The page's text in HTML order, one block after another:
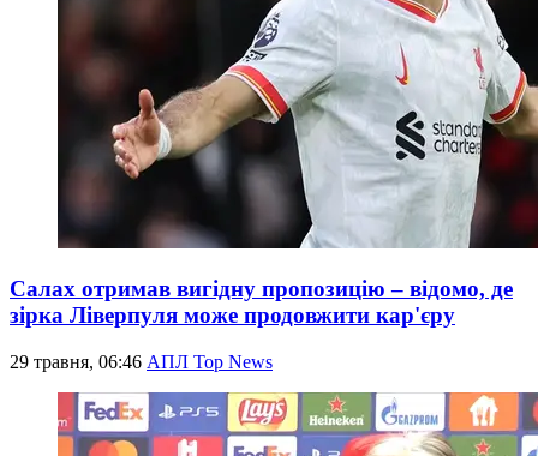
Салах отримав вигідну пропозицію – відомо, де
зірка Ліверпуля може продовжити кар'єру
29 травня, 06:46 АПЛ Top News